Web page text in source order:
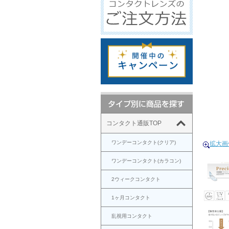
コンタクト通販TOP
ワンデーコンタクト(クリア)
ワンデーコンタクト(カラコン)
2ウィークコンタクト
1ヶ月コンタクト
乱視用コンタクト
拡大